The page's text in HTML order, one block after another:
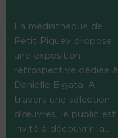
La médiathèque de
Petit Piquey propose
une exposition
rétrospective dédiée à
Danielle Bigata. A
travers une sélection
d’œuvres, le public est
invité à découvrir la...